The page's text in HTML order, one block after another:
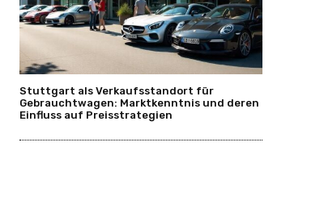
Stuttgart als Verkaufsstandort für
Gebrauchtwagen: Marktkenntnis und deren
Einfluss auf Preisstrategien